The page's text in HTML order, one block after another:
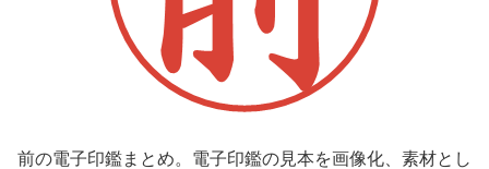
前の電子印鑑まとめ。電子印鑑の見本を画像化、素材とし